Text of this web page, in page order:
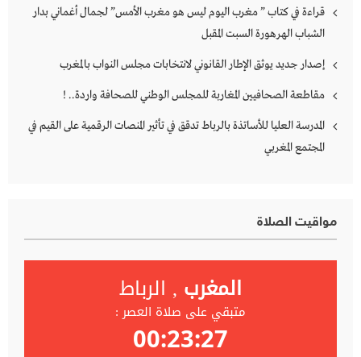
قراءة في كتاب ” مغرب اليوم ليس هو مغرب الأمس” لجمال أغماني بدار
الشباب الهرهورة السبت المقبل
إصدار جديد يوثق الإطار القانوني لانتخابات مجلس النواب بالمغرب
مقاطعة الصحافيين المغاربة للمجلس الوطني للصحافة واردة.. !
المدرسة العليا للأساتذة بالرباط تدقق في تأثير المنصات الرقمية على القيم في
المجتمع المغربي
مواقيت الصلاة